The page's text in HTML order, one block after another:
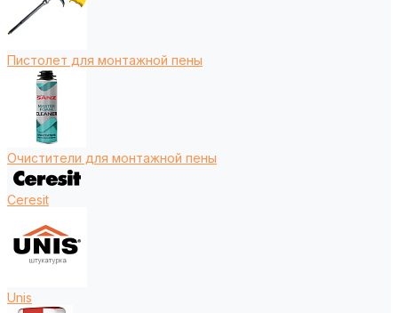
Пистолет для монтажной пены
Очистители для монтажной пены
Ceresit
Unis